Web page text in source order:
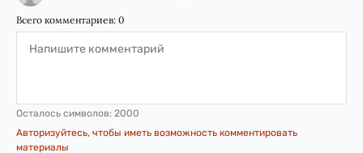
Всего комментариев: 0
Осталось символов: 2000
Авторизуйтесь, чтобы иметь возможность комментировать
материалы